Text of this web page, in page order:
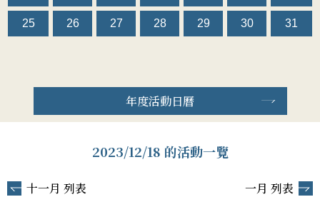
25 26 27 28 29 30 31
年度活動日曆
2023/12/18 的活動一覽
十一月 列表 一月 列表